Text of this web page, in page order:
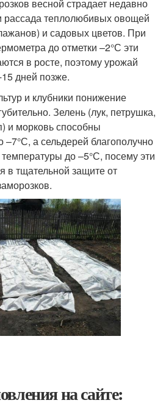
весной страдает недавно
рассада теплолюбивых овощей
и садовых цветов. При
до отметки –2°С эти
в росте, поэтому урожай
дней позже.
и клубники понижение
Зелень (лук, петрушка,
и морковь способны
а сельдерей благополучно
до –5°С, посему эти
в тщательной защите от
на сайте: